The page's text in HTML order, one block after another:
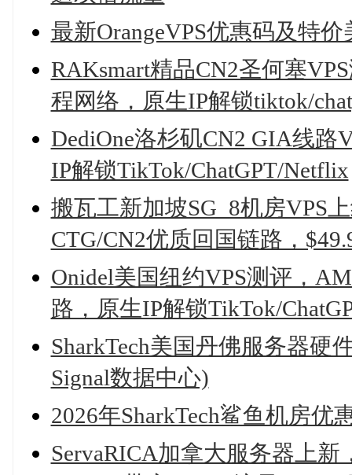
最新OrangeVPS优惠码及特
RAKsmart精品CN2圣何塞
程网络，原生IP解锁tiktok/
DediOne洛杉矶CN2 GIA线
IP解锁TikTok/ChatGPT/Netflix
搬瓦工新加坡SG_8机房VPS
CTG/CN2优质回国链路，
Onidel美国纽约VPS测评，
路，原生IP解锁TikTok/
SharkTech美国丹佛服务器硬
Signal数据中心)
2026年SharkTech鲨鱼机房优
ServaRICA加拿大服务器上新